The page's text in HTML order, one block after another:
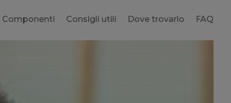
Componenti Consigli utili Dove trovarlo FAQ